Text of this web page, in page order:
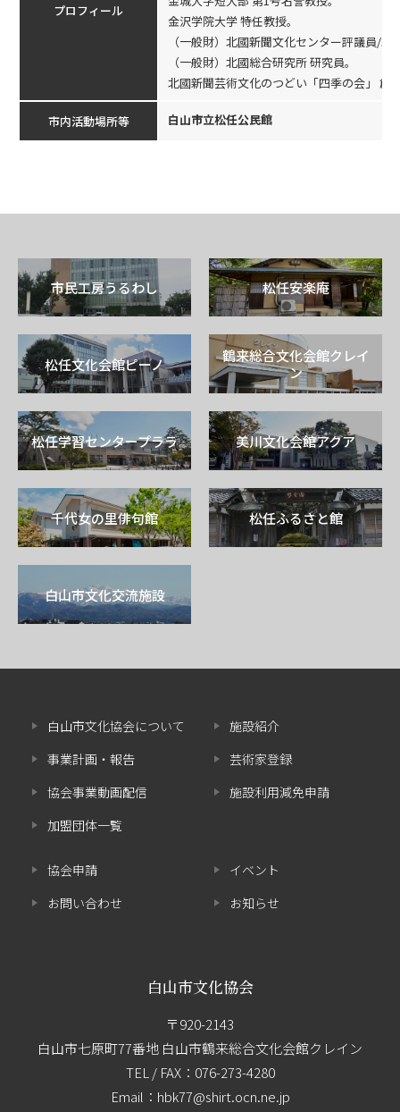
プロフィール
金沢学院大学 特任教授。
（一般財）北國新聞文化センター評議員/
（一般財）北國総合研究所 研究員。
北國新聞芸術文化のつどい「四季の会」 創
市内活動場所等 白山市立松任公民館
市民工房うるわし 松任安楽庵
松任文化会館ピーノ
鶴来総合文化会館クレイ
ン
松任学習センタープララ 美川文化会館アクア
千代女の里俳句館 松任ふるさと館
白山市文化交流施設
白山市文化協会について
事業計画・報告
協会事業動画配信
加盟団体一覧
施設紹介
芸術家登録
施設利用減免申請
協会申請
お問い合わせ
イベント
お知らせ
白山市文化協会
〒920-2143
白山市七原町77番地 白山市鶴来総合文化会館クレイン
TEL / FAX： 076-273-4280
Email：hbk77@shirt.ocn.ne.jp